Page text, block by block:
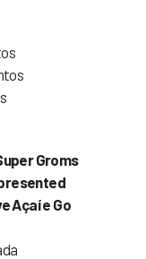
Groms
Açaí e Go